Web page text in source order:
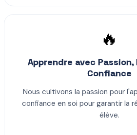
🔥
Apprendre avec Passion,
Confiance
Nous cultivons la passion pour
confiance en soi pour garantir la
élève.